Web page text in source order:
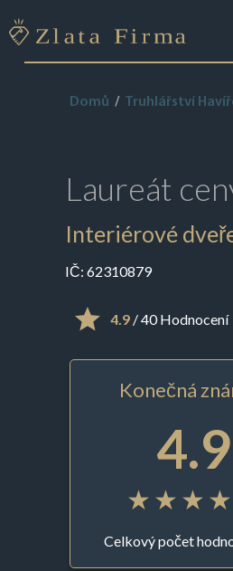
Domů Truhlářství
Laureát
Interiérové
IČ: 62310879
4.9/ 40 Hodnocení
Konečná
4.9
Celkový počet